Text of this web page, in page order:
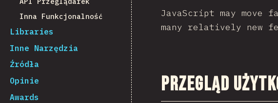
Inna Funkcjonalność
Libraries
Inne Narzędzia
Źródła
Opinie
Awards
JavaScript may
many relatively new
Przegląd